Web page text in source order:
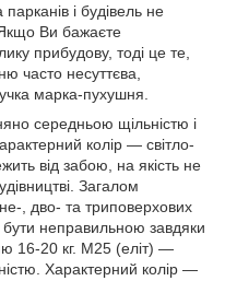
і будівель не
Ви бажаєте
прибудову, тоді це те,
часто несуттєва,
марка-пухушня.
середньою щільністю і
колір — світло-
від забою, на якість не
Загалом
, дво- та триповерхових
неправильною завдяки
16-20 кг. M25 (еліт) —
Характерний колір —